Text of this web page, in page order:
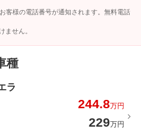
客様の電話番号が通知されます。無料電話
ません。
種
ラ
244.8万円
229万円